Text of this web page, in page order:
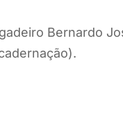
Bernardo